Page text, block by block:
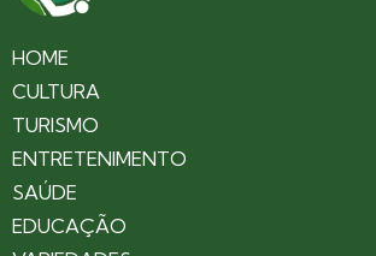
HOME
CULTURA
TURISMO
ENTRETENIMENTO
SAÚDE
EDUCAÇÃO